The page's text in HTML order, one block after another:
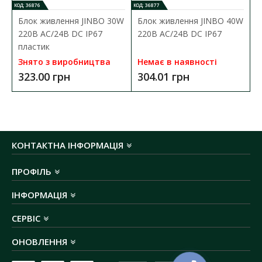
+60oC
ступінь захисту:IP65
довжина бухти:
5 метрів
гарантія:
КОД: 36876
Блок живлення JINBO 30W
220В AC/24В DC IP67
пластик
Знято з виробництва
323.00 грн
КОД: 36877
Блок живлення JINBO 40W
220В AC/24В DC IP67
Немає в наявності
304.01 грн
КОНТАКТНА ІНФОРМАЦІЯ
ПРОФІЛЬ
ІНФОРМАЦІЯ
СЕРВІС
ОНОВЛЕННЯ